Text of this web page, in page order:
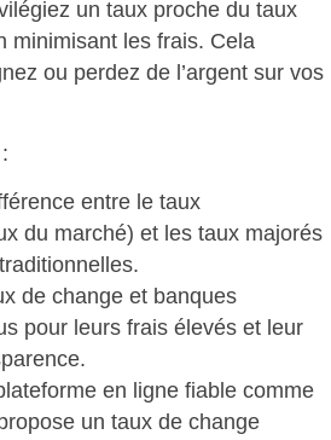
un taux proche du taux
minimisant les frais. Cela
ou perdez de l’argent sur vos
:
entre le taux
du marché) et les taux majorés
de change et banques
pour leurs frais élevés et leur
en ligne fiable comme
un taux de change